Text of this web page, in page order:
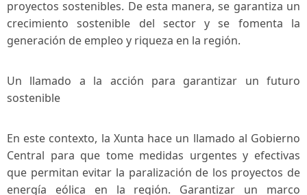
proyectos sostenibles. De ‍esta manera, se garantiza un
crecimiento sostenible del sector ‌y⁤ se fomenta la
generación de empleo y ‍riqueza ⁤en la región.
Un ⁢llamado a ‌la ‍acción para garantizar ‌un ⁤futuro
sostenible
En este contexto, la Xunta hace un⁣ llamado al Gobierno
Central para‌ que tome medidas urgentes ⁢y efectivas
que permitan evitar ⁢la paralización de los proyectos de
energía ⁢eólica en la ‍región. Garantizar ⁣un marco